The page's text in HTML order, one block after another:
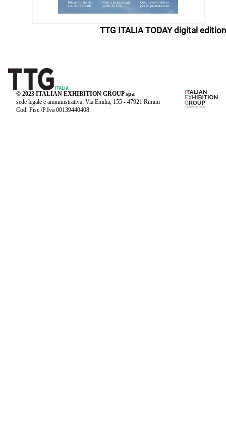
TTG ITALIA TODAY digital edition
© 2023 ITALIAN EXHIBITION GROUP spa
sede legale e amministrativa: Via Emilia, 155 - 47921 Rimini
Cod. Fisc./P.Iva 00139440408.